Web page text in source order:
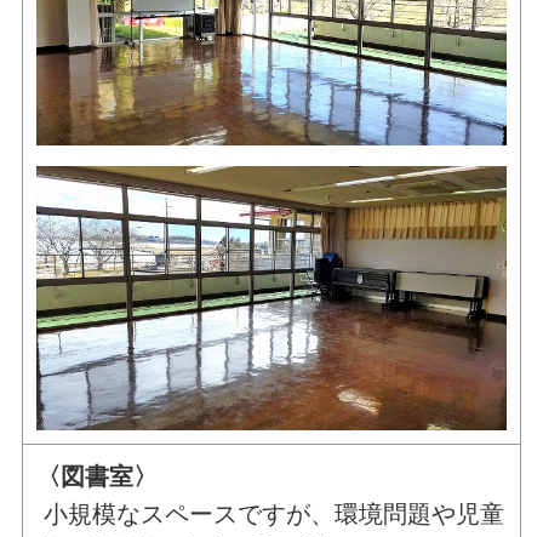
〈図書室〉
小規模なスペースですが、環境問題や児童